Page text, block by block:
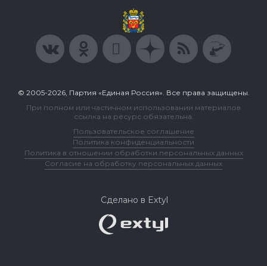
© 2005-2026, Партия «Единая Россия». Все права защищены.
При полном или частичном использовании материалов
ссылка на ресурс обязательна.
Пользовательское соглашение
Политика конфиденциальности
Политика в отношении обработки персональных данных
Согласие на обработку персональных данных
Сделано в Extyl